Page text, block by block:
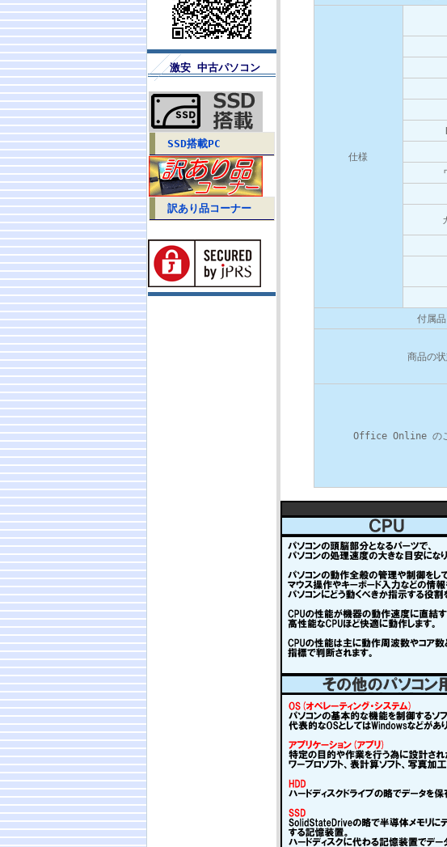
激安 中古パソコン
SSD搭載PC
訳あり品コーナー
仕様
付属品
商品の
Office Online のご